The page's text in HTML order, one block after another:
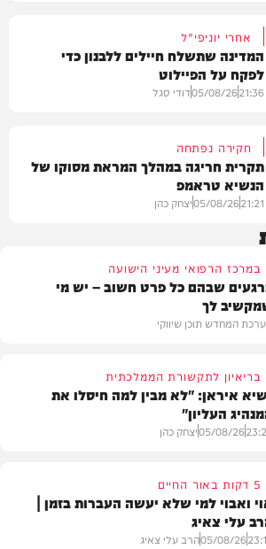
אחרי יוניפי"ל
המדינה שתשלח חיילים ללבנון כדי
לפקח על הפיילוט
21:36
05/08/26דודי סגל
חקירה נפתחה
תקרית חריגה במהלך המראת מסוקו של
הנשיא טראמפ
21:21
05/08/26יצחק כהן
במרכז הרפואי מעיני הישועה
שבהם כל פרט חשוב – יש מי
לך
המחדש תוכן שיווקי
בריאיון לתקשורת הממלכתית
איראן: "לא מבין למה חיסלו את
העליון"
05/08/26יצחק כהן
5 דקות באור החיים
ואבוי למי שלא יעשה העברות בזמן |
עלי צאיג
05/08/26הרב עלי צאיג